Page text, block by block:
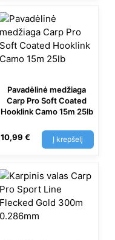
Pavadėlinė medžiaga
Carp Pro Soft Coated
Hooklink Camo 15m 25lb
10,99 € Į krepšelį